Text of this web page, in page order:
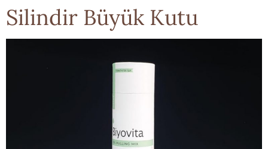
Silindir Büyük Kutu